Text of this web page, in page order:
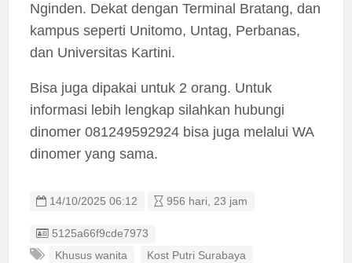
Nginden. Dekat dengan Terminal Bratang, dan
kampus seperti Unitomo, Untag, Perbanas,
dan Universitas Kartini.
Bisa juga dipakai untuk 2 orang. Untuk
informasi lebih lengkap silahkan hubungi
dinomer 081249592924 bisa juga melalui WA
dinomer yang sama.
14/10/2025 06:12 956 hari, 23 jam
Listing ID
5125a66f9cde7973
Khusus wanita
Kost Putri Surabaya